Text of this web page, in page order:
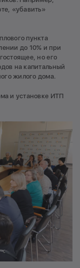
«убавить»
пункта
до 10% и при
но его
на капитальный
жилого дома.
и установке ИТП